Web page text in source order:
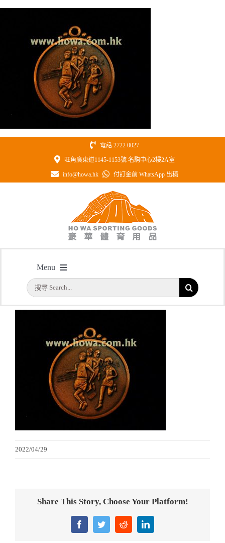
Skip
電話 2722 0027
旺角廣東道1145-1153號 名駒中心2樓2A室
info@howa.hk 付訂金前 WhatsApp 出稿
Menu
首頁
一天快取
實用系列
水晶獎座
金箔畫
搜
索
2022/04/29
Share This Story, Choose Your Platform!
FacebookTwitterRedditLinkedIn